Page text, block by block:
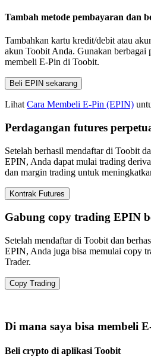
Tambah metode pembayaran dan
Tambahkan kartu kredit/debit atau
akun Toobit Anda. Gunakan berbagai
membeli E-Pin di Toobit.
Beli EPIN sekarang
Lihat Cara Membeli E-Pin (EPIN)
Perdagangan futures
Setelah berhasil mendaftar di Toobit
EPIN, Anda dapat mulai trading
dan margin trading untuk
Kontrak Futures
Gabung copy trading EPIN
Setelah mendaftar di Toobit dan
EPIN, Anda juga bisa memulai copy
Trader.
Copy Trading
Di mana saya bisa membeli
Beli crypto di aplikasi Toobit